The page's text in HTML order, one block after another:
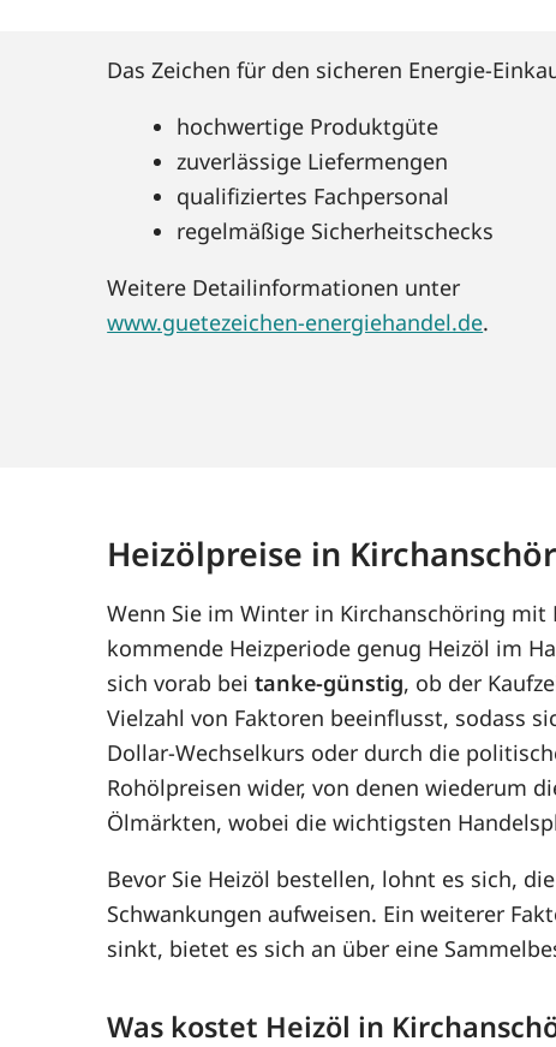
Das Zeichen für den sicheren Energie-
hochwertige Produktgüte
zuverlässige Liefermengen
qualifiziertes Fachpersonal
regelmäßige Sicherheitschecks
Weitere Detailinformationen unter
www.guetezeichen-energiehandel.de.
Heizölpreise in
Wenn Sie im Winter in Kirchanschöring mit
kommende Heizperiode genug Heizöl im
sich vorab beitanke-günstig, ob der
Vielzahl von Faktoren beeinflusst, sodass
Dollar-Wechselkurs oder durch die
Rohölpreisen wider, von denen wiederum
Ölmärkten, wobei die wichtigsten
Bevor Sie Heizöl bestellen, lohnt es sich, die
Schwankungen aufweisen. Ein weiterer
sinkt, bietet es sich an über eine
Was kostet Heizöl in